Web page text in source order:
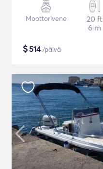
Moottorivene
20 ft
6 m
$514/päivä